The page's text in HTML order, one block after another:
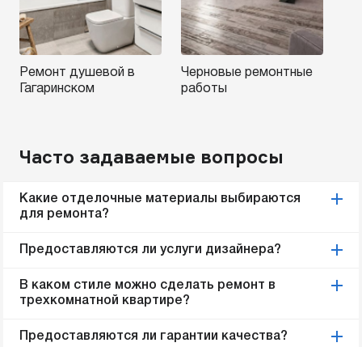
Ремонт душевой в
Гагаринском
Черновые ремонтные
работы
Часто задаваемые вопросы
Какие отделочные материалы выбираются
для ремонта?
Предоставляются ли услуги дизайнера?
В каком стиле можно сделать ремонт в
трехкомнатной квартире?
Предоставляются ли гарантии качества?